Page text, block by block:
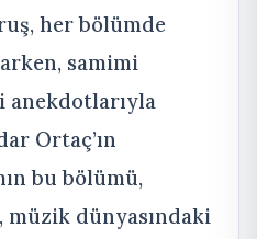
her bölümde
samimi
anekdotlarıyla
Ortaç’ın
bu bölümü,
müzik dünyasındaki